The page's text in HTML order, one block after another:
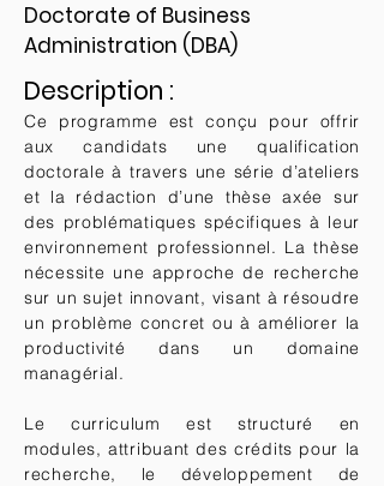
Doctorate of Business
Administration (DBA)
Description :
Ce programme est conçu pour offrir
aux candidats une qualification
doctorale à travers une série d’ateliers
et la rédaction d’une thèse axée sur
des problématiques spécifiques à leur
environnement professionnel. La thèse
nécessite une approche de recherche
sur un sujet innovant, visant à résoudre
un problème concret ou à améliorer la
productivité dans un domaine
managérial.
Le curriculum est structuré en
modules, attribuant des crédits pour la
recherche, le développement de